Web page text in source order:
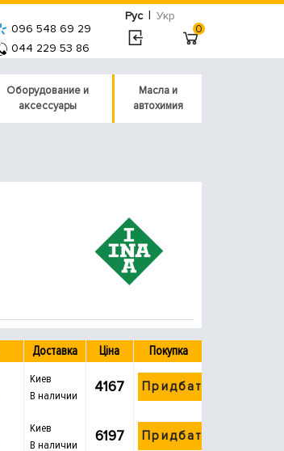
Рус | Укр
096 548 69 29
044 229 53 86
0
Оборудование и
аксессуары
Масла и
автохимия
Доставка Ціна Покупка
Киев
В наличии
4167 Придбати
Киев
В наличии
6197 Придбати